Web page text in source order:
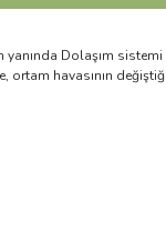
Dolaşım
ortam havasının